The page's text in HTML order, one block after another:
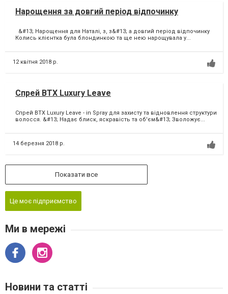
Нарощення за довгий період відпочинку
&#13; Нарощення для Наталі, з, з&#13; а довгий період відпочинку
Колись клієнтка була блондинкою та ще нею нарощувала у...
12 квітня 2018 р.
Спрей BTX Luxury Leave
Спрей BTX Luxury Leave - in Spray для захисту та відновлення структури
волосся. &#13; Надає блиск, яскравість та об'єм&#13; Зволожує...
14 березня 2018 р.
Показати все
Це моє підприємство
Ми в мережі
Новини та статті